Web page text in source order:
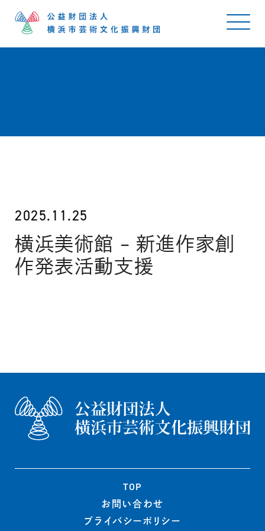
2025.11.25
横浜美術館 – 新進作家創
作発表活動支援
TOP
お問い合わせ
プライバシーポリシー